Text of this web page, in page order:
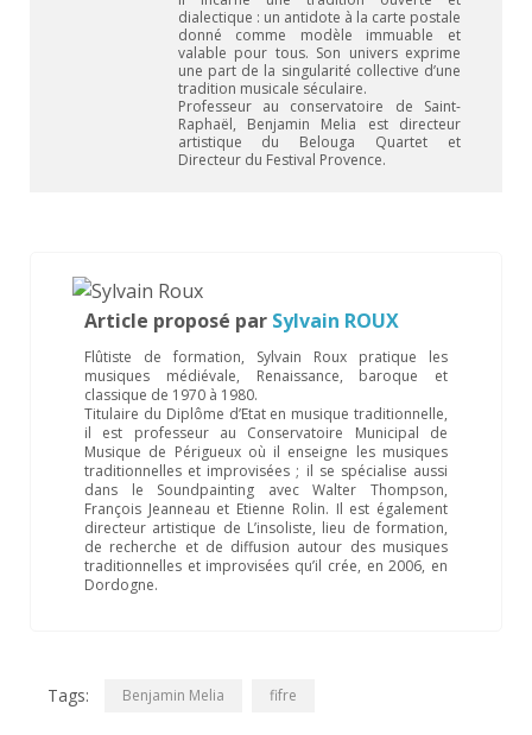
dialectique : un antidote à la carte postale
donné comme modèle immuable et
valable pour tous. Son univers exprime
une part de la singularité collective d’une
tradition musicale séculaire.
Professeur au conservatoire de Saint-
Raphaël, Benjamin Melia est directeur
artistique du Belouga Quartet et
Directeur du Festival Provence.
Article proposé par Sylvain ROUX
Flûtiste de formation, Sylvain Roux pratique les
musiques médiévale, Renaissance, baroque et
classique de 1970 à 1980.
Titulaire du Diplôme d’Etat en musique traditionnelle,
il est professeur au Conservatoire Municipal de
Musique de Périgueux où il enseigne les musiques
traditionnelles et improvisées ; il se spécialise aussi
dans le Soundpainting avec Walter Thompson,
François Jeanneau et Etienne Rolin. Il est également
directeur artistique de L’insoliste, lieu de formation,
de recherche et de diffusion autour des musiques
traditionnelles et improvisées qu’il crée, en 2006, en
Dordogne.
Tags: Benjamin Melia fifre